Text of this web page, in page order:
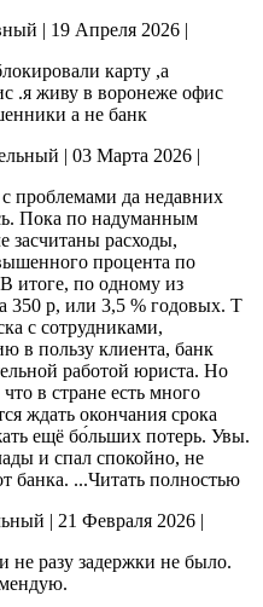
| 19 Апреля 2026 |
карту ,а
.я живу в воронеже офис
а не банк
| 03 Марта 2026 |
проблемами да недавних
Пока по надуманным
засчитаны расходы,
процента по
итоге, по одному из
350 р, или 3,5 % годовых. Т
с сотрудниками,
в пользу клиента, банк
работой юриста. Но
в стране есть много
ждать окончания срока
ещё бо́льших потерь. Увы.
и спал спокойно, не
банка. ...Читать полностью
| 21 Февраля 2026 |
разу задержки не было.